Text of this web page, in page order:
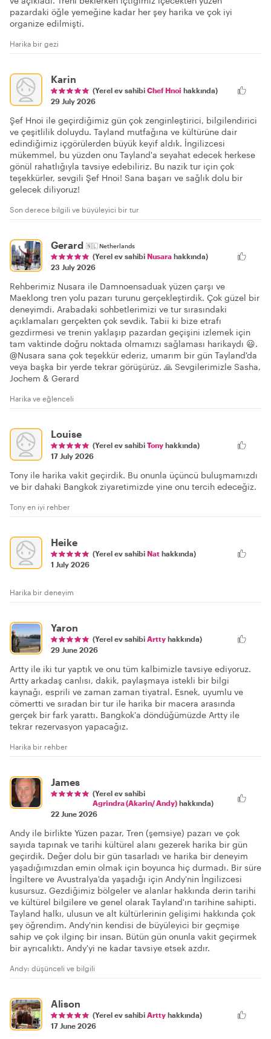
pazardaki öğle yemeğine kadar her şey harika ve çok iyi
organize edilmişti.
Harika bir gezi
Karin
(Yerel ev sahibi Chef Hnoi hakkında)
29 July 2026
Şef Hnoi ile geçirdiğimiz gün çok zenginleştirici, bilgilendirici
ve çeşitlilik doluydu. Tayland mutfağına ve kültürüne dair
edindiğimiz içgörülerden büyük keyif aldık. İngilizcesi
mükemmel, bu yüzden onu Tayland'a seyahat edecek herkese
gönül rahatlığıyla tavsiye edebiliriz. Bu nazik tur için çok
teşekkürler, sevgili Şef Hnoi! Sana başarı ve sağlık dolu bir
gelecek diliyoruz!
Son derece bilgili ve büyüleyici bir tur
Gerard 🇳🇱Netherlands
(Yerel ev sahibi Nusara hakkında)
23 July 2026
Rehberimiz Nusara ile Damnoensaduak yüzen çarşı ve
Maeklong tren yolu pazarı turunu gerçekleştirdik. Çok güzel bir
deneyimdi. Arabadaki sohbetlerimizi ve tur sırasındaki
açıklamaları gerçekten çok sevdik. Tabii ki bize etrafı
gezdirmesi ve trenin yaklaşıp pazardan geçişini izlemek için
tam vaktinde doğru noktada olmamızı sağlaması harikaydı 😃.
@Nusara sana çok teşekkür ederiz, umarım bir gün Tayland'da
veya başka bir yerde tekrar görüşürüz. 🙏 Sevgilerimizle Sasha,
Jochem & Gerard
Harika ve eğlenceli
Louise
(Yerel ev sahibi Tony hakkında)
17 July 2026
Tony ile harika vakit geçirdik. Bu onunla üçüncü buluşmamızdı
ve bir dahaki Bangkok ziyaretimizde yine onu tercih edeceğiz.
Tony en iyi rehber
Heike
(Yerel ev sahibi Nat hakkında)
1 July 2026
Harika bir deneyim
Yaron
(Yerel ev sahibi Artty hakkında)
29 June 2026
Artty ile iki tur yaptık ve onu tüm kalbimizle tavsiye ediyoruz.
Artty arkadaş canlısı, dakik, paylaşmaya istekli bir bilgi
kaynağı, esprili ve zaman zaman tiyatral. Esnek, uyumlu ve
cömertti ve sıradan bir tur ile harika bir macera arasında
gerçek bir fark yarattı. Bangkok'a döndüğümüzde Artty ile
tekrar rezervasyon yapacağız.
Harika bir rehber
James
(Yerel ev sahibi
Agrindra (Akarin/ Andy) hakkında)
22 June 2026
Andy ile birlikte Yüzen pazar, Tren (şemsiye) pazarı ve çok
sayıda tapınak ve tarihi kültürel alanı gezerek harika bir gün
geçirdik. Değer dolu bir gün tasarladı ve harika bir deneyim
yaşadığımızdan emin olmak için boyunca hiç durmadı. Bir süre
İngiltere ve Avustralya'da yaşadığı için Andy'nin İngilizcesi
kusursuz. Gezdiğimiz bölgeler ve alanlar hakkında derin tarihi
ve kültürel bilgilere ve genel olarak Tayland'ın tarihine sahipti.
Tayland halkı, ulusun ve alt kültürlerinin gelişimi hakkında çok
şey öğrendim. Andy'nin kendisi de büyüleyici bir geçmişe
sahip ve çok ilginç bir insan. Bütün gün onunla vakit geçirmek
bir ayrıcalıktı. Andy'yi ne kadar tavsiye etsek azdır.
Andy: düşünceli ve bilgili
Alison
(Yerel ev sahibi Artty hakkında)
17 June 2026